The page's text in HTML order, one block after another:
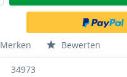
Merken Bewerten
34973